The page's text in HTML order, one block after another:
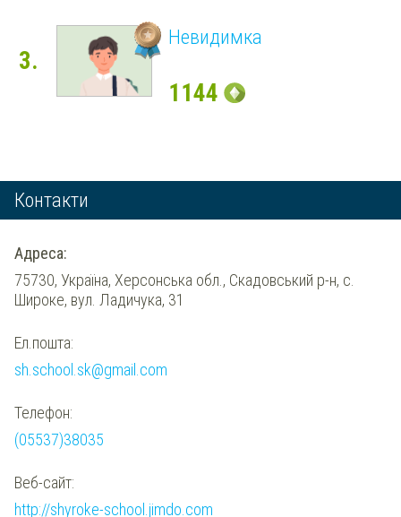
3.
Невидимка
1144
Контакти
Адреса:
75730, Україна, Херсонська обл., Скадовський р-н, с.
Широке, вул. Ладичука, 31
Ел.пошта:
sh.school.sk@gmail.com
Телефон:
(05537)38035
Веб-сайт:
http://shyroke-school.jimdo.com